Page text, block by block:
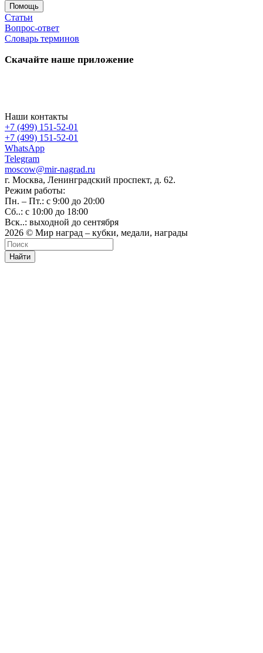
Помощь
Статьи
Вопрос-ответ
Словарь терминов
Скачайте наше приложение
Наши контакты
+7 (499) 151-52-01
+7 (499) 151-52-01
WhatsApp
Telegram
moscow@mir-nagrad.ru
г. Москва, Ленинградский проспект, д. 62.
Режим работы:
Пн. – Пт.: с 9:00 до 20:00
Сб..: с 10:00 до 18:00
Вск..: выходной до сентября
2026 © Мир наград – кубки, медали, награды
Найти